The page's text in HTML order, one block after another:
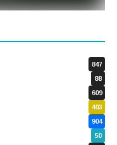
847
88
609
403
904
50